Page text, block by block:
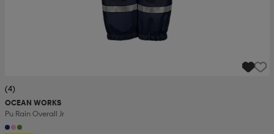
(4)
OCEAN WORKS
Pu Rain Overall Jr